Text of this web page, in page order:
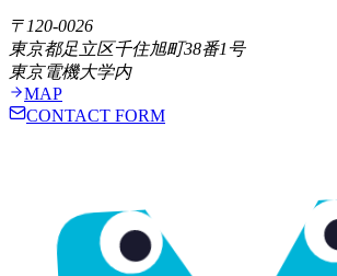
〒120-0026
東京都足立区千住旭町38番1号
東京電機大学内
MAP
CONTACT FORM